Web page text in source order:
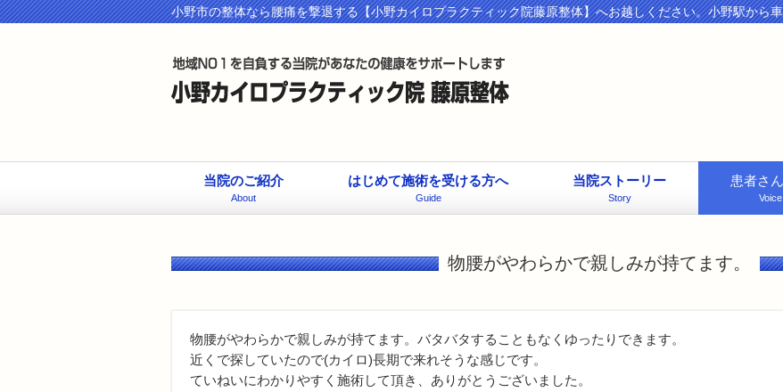
小野市の整体なら腰痛を撃退する【小野カイロプラクティック院藤原整体】へお越しください。小野駅から
当院のご紹介
About
はじめて施術を受ける方へ
Guide
当院ストーリー
Story
患者さ
Voice
物腰がやわらかで親しみが持てます。
物腰がやわらかで親しみが持てます。バタバタすることもなくゆったりできます。
近くで探していたので(カイロ)長期で来れそうな感じです。
ていねいにわかりやすく施術して頂き、ありがとうございました。